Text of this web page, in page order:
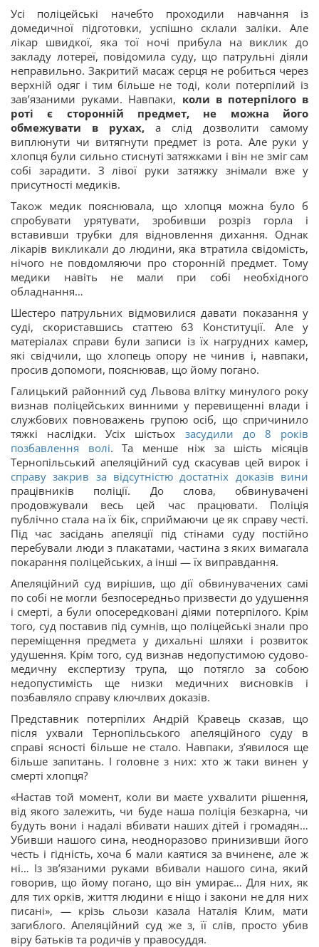
Усі поліцейські начебто проходили навчання із
домедичної підготовки, успішно склали заліки. Але
лікар швидкої, яка тої ночі прибула на виклик до
закладу лотереї, повідомила суду, що патрульні діяли
неправильно. Закритий масаж серця не робиться через
верхній одяг і тим більше не тоді, коли потерпілий із
зав’язаними руками. Навпаки, коли в потерпілого в
роті є сторонній предмет, не можна його
обмежувати в рухах, а слід дозволити самому
виплюнути чи витягнути предмет із рота. Але руки у
хлопця були сильно стиснуті затяжками і він не зміг сам
собі зарадити. З лівої руки затяжку знімали вже у
присутності медиків.
Також медик пояснювала, що хлопця можна було б
спробувати урятувати, зробивши розріз горла і
вставивши трубки для відновлення дихання. Однак
лікарів викликали до людини, яка втратила свідомість,
нічого не повдомляючи про сторонній предмет. Тому
медики навіть не мали при собі необхідного
обладнання…
Шестеро патрульних відмовилися давати показання у
суді, скориставшись статтею 63 Конституції. Але у
матеріалах справи були записи із їх нагрудних камер,
які свідчили, що хлопець опору не чинив і, навпаки,
просив допомоги, пояснював, що йому погано.
Галицький районний суд Львова влітку минулого року
визнав поліцейських винними у перевищенні влади і
службових повноважень групою осіб, що спричинило
тяжкі наслідки. Усіх шістьох засудили до 8 років
позбавлення волі. Та менше ніж за шість місяців
Тернопільський апеляційний суд скасував цей вирок і
справу закрив за відсутністю достатніх доказів вини
працівників поліції. До слова, обвинувачені
продовжували весь цей час працювати. Поліція
публічно стала на їх бік, сприймаючи це як справу честі.
Під час засідань апеляції під стінами суду постійно
перебували люди з плакатами, частина з яких вимагала
покарання поліцейських, а інші — їх виправдання.
Апеляційний суд вирішив, що дії обвинувачених самі
по собі не могли безпосередньо призвести до удушення
і смерті, а були опосередковані діями потерпілого. Крім
того, суд поставив під сумнів, що поліцейські знали про
переміщення предмета у дихальні шляхи і розвиток
удушення. Крім того, суд визнав недопустимою судово-
медичну експертизу трупа, що потягло за собою
недопустимість ще низки медичних висновків і
позбавляло справу ключлвих доказів.
Представник потерпілих Андрій Кравець сказав, що
після ухвали Тернопільського апеляційного суду в
справі ясності більше не стало. Навпаки, з’явилося ще
більше запитань. І головне з них: хто ж таки винен у
смерті хлопця?
«Настав той момент, коли ви маєте ухвалити рішення,
від якого залежить, чи буде наша поліція безкарна, чи
будуть вони і надалі вбивати наших дітей і громадян…
Убивши нашого сина, неодноразово принизивши його
честь і гідність, хоча б мали каятися за вчинене, але ж
ні… Із зв’язаними руками вбивали нашого сина, який
говорив, що йому погано, що він умирає… Для них, як
для тих орків, життя людини є ніщо і закони не для них
писані», — крізь сльози казала Наталія Клим, мати
загиблого. Апеляційний суд же з, її слів, просто убив
віру батьків та родичів у правосуддя.